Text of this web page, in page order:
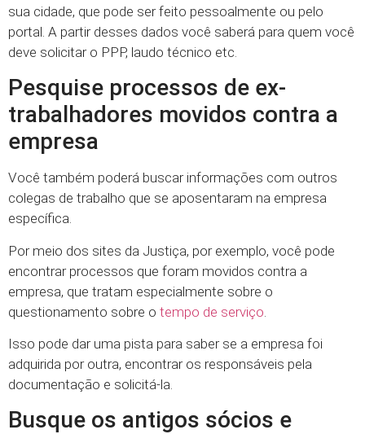
sua cidade, que pode ser feito pessoalmente ou pelo
portal. A partir desses dados você saberá para quem você
deve solicitar o PPP, laudo técnico etc.
Pesquise processos de ex-
trabalhadores movidos contra a
empresa
Você também poderá buscar informações com outros
colegas de trabalho que se aposentaram na empresa
específica.
Por meio dos sites da Justiça, por exemplo, você pode
encontrar processos que foram movidos contra a
empresa, que tratam especialmente sobre o
questionamento sobre o tempo de serviço
Isso pode dar uma pista para saber se a empresa foi
adquirida por outra, encontrar os responsáveis pela
documentação e solicitá-la.
Busque os antigos sócios e